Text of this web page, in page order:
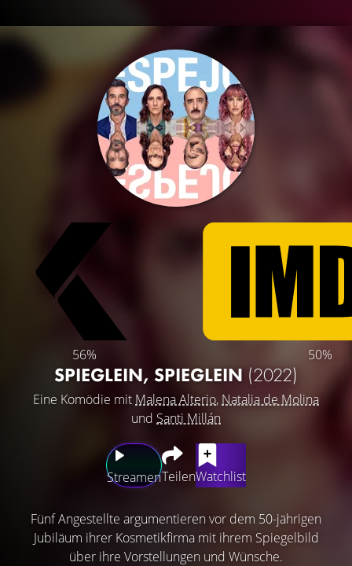
56% 50%
SPIEGLEIN, SPIEGLEIN (2022)
Eine Komödie mit Malena Alterio, Natalia de Molina
und Santi Millán
StreamenTeilenWatchlist
Fünf Angestellte argumentieren vor dem 50-jährigen
Jubiläum ihrer Kosmetikfirma mit ihrem Spiegelbild
über ihre Vorstellungen und Wünsche.